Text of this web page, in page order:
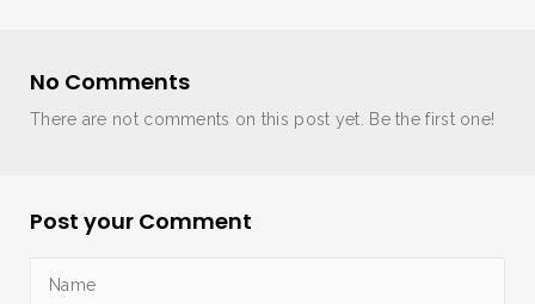
No Comments
There are not comments on this post yet. Be the first one!
Post your Comment